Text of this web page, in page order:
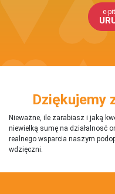
e-
Dziękujemy
Nieważne, ile zarabiasz i jaką
niewielką sumę na działalnosć
realnego wsparcia naszym
wdzięczni.